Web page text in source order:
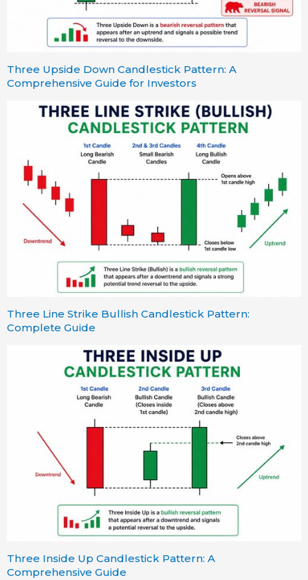
Three Upside Down Candlestick Pattern: A
Comprehensive Guide for Investors
Three Line Strike Bullish Candlestick Pattern:
Complete Guide
Three Inside Up Candlestick Pattern: A
Comprehensive Guide